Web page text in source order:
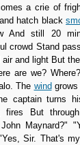
a crie of
hatch black
And still 20
crowd Stand
and light But
are we?
The wind
captain turns
fires But
Maynard?"
Sir. That's